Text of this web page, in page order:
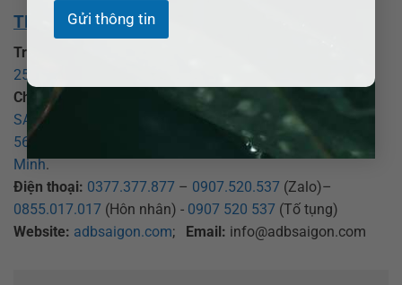
Gửi thông tin
THÔNG TIN VỀ CHÚNG TÔI:
Trụ sở chính:
25 Đồng Xoài, phường Tân Bình, TP Hồ Chí Minh
Chi nhánh Bình Dương:
CÔNG TY LUẬT TNHH ADB
SAIGON – CHI NHÁNH BÌNH DƯƠNG
569 Đại lộ Bình Dương, phường Thủ Dầu Một, TP Hồ Chí
Minh.
Điện thoại: 0377.377.877 – 0907.520.537 (Zalo)–
0855.017.017 (Hôn nhân) - 0907 520 537 (Tố tụng)
Website: adbsaigon.com; Email: info@adbsaigon.com